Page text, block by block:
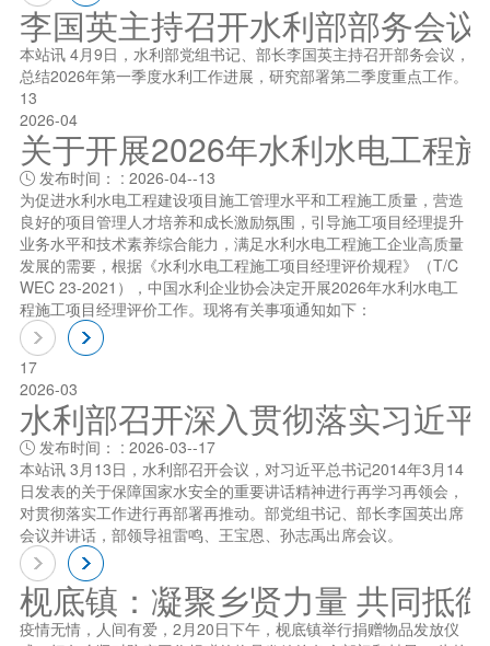
李国英主持召开水利部部务会议
本站讯 4月9日，水利部党组书记、部长李国英主持召开部务会议，
总结2026年第一季度水利工作进展，研究部署第二季度重点工作。
13
2026-04
关于开展2026年水利水电工程
发布时间： : 2026-04--13
为促进水利水电工程建设项目施工管理水平和工程施工质量，营造
良好的项目管理人才培养和成长激励氛围，引导施工项目经理提升
业务水平和技术素养综合能力，满足水利水电工程施工企业高质量
发展的需要，根据《水利水电工程施工项目经理评价规程》（T/C
WEC 23-2021），中国水利企业协会决定开展2026年水利水电工
程施工项目经理评价工作。现将有关事项通知如下：
17
2026-03
水利部召开深入贯彻落实习近
发布时间： : 2026-03--17
本站讯 3月13日，水利部召开会议，对习近平总书记2014年3月14
日发表的关于保障国家水安全的重要讲话精神进行再学习再领会，
对贯彻落实工作进行再部署再推动。部党组书记、部长李国英出席
会议并讲话，部领导祖雷鸣、王宝恩、孙志禹出席会议。
枧底镇：凝聚乡贤力量 共同抵
疫情无情，人间有爱，2月20日下午，枧底镇举行捐赠物品发放仪